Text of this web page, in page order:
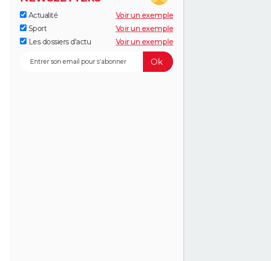
Actualité
Voir un exemple
Sport
Voir un exemple
Les dossiers d'actu
Voir un exemple